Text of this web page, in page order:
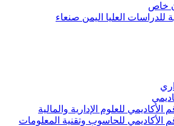
خاص
الأكاديمي للعلوم الإدارية والمالية
الأكاديمي للحاسوب وتقنية المعلومات